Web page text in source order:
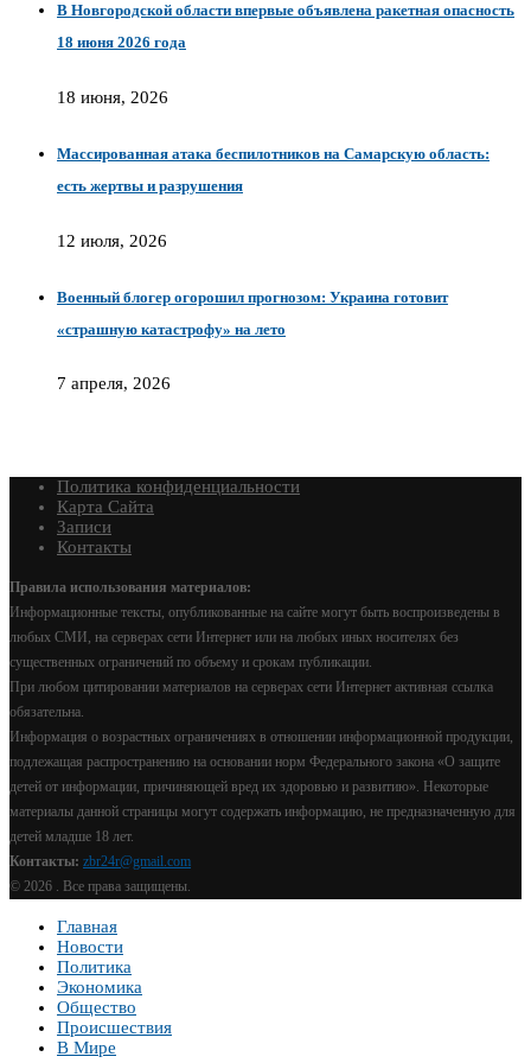
В Новгородской области впервые объявлена ракетная опасность
18 июня 2026 года
18 июня, 2026
Массированная атака беспилотников на Самарскую область:
есть жертвы и разрушения
12 июля, 2026
Военный блогер огорошил прогнозом: Украина готовит
«страшную катастрофу» на лето
7 апреля, 2026
Политика конфиденциальности
Карта Сайта
Записи
Контакты
Правила использования материалов:
Информационные тексты, опубликованные на сайте могут быть воспроизведены в
любых СМИ, на серверах сети Интернет или на любых иных носителях без
существенных ограничений по объему и срокам публикации.
При любом цитировании материалов на серверах сети Интернет активная ссылка
обязательна.
Информация о возрастных ограничениях в отношении информационной продукции,
подлежащая распространению на основании норм Федерального закона «О защите
детей от информации, причиняющей вред их здоровью и развитию». Некоторые
материалы данной страницы могут содержать информацию, не предназначенную для
детей младше 18 лет.
Контакты: zbr24r@gmail.com
© 2026 . Все права защищены.
Главная
Новости
Политика
Экономика
Общество
Происшествия
В Мире